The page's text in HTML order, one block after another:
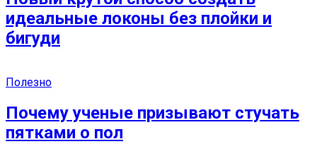
идеальные локоны без плойки и
бигуди
Полезно
Почему ученые призывают стучать
пятками о пол